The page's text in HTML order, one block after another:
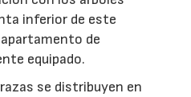
inferior de este
de
equipado.
se distribuyen en